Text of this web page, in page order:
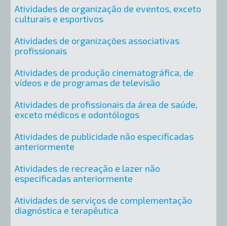
Atividades de organização de eventos, exceto
culturais e esportivos
Atividades de organizações associativas
profissionais
Atividades de produção cinematográfica, de
vídeos e de programas de televisão
Atividades de profissionais da área de saúde,
exceto médicos e odontólogos
Atividades de publicidade não especificadas
anteriormente
Atividades de recreação e lazer não
especificadas anteriormente
Atividades de serviços de complementação
diagnóstica e terapêutica